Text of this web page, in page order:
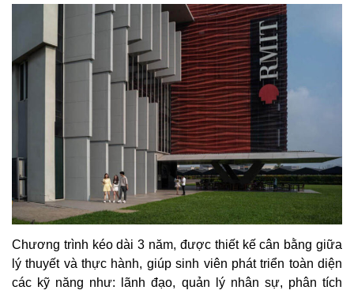
Chương trình kéo dài 3 năm, được thiết kế cân bằng giữa
lý thuyết và thực hành, giúp sinh viên phát triển toàn diện
các kỹ năng như: lãnh đạo, quản lý nhân sự, phân tích